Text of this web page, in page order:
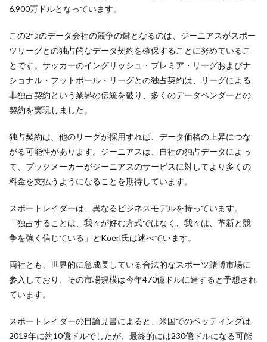
6,900万ドルとなっています。
この2つのデータ会社の競争の鍵となるのは、ジーニアスがスポー
ツリーグとの独占的なデータ契約を確保することに努めているこ
とです。サッカーのイングリッシュ・プレミア・リーグおよびナ
ショナル・フットボール・リーグとの独占契約は、リーグによる
非独占契約という業界の伝統を破り、多くのデータベンダーとの
契約を実現しました。
独占契約は、他のリーグが採用すれば、データ価格の上昇につな
がる可能性があります。ジーニアスは、自社の独占データによっ
て、ブックメーカーがジーニアスのサービスに対してより多くの
料金を支払うようになることを期待しています。
スポートレイダーは、異なるビジネスモデルを持っています。
「独占することは、我々が好む方式ではなく、我々は、革新と競
争を強く信じている」と Koerl氏は述べています。
両社とも、世界的に急成長している合法的なスポーツ賭博市場に
参入しており、その市場規模は今年470億ドルに達すると予想され
ています。
スポートレイダーの目論見書によると、米国でのベッティングは
2019年に約10億ドルでしたが、最終的には230億ドルになる可能